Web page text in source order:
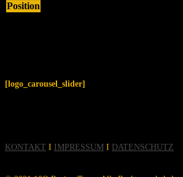
Position
[logo_carousel_slider]
KONTAKT I IMPRESSUM I DATENSCHUTZ